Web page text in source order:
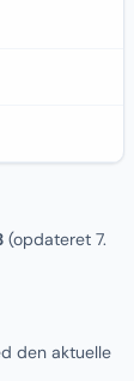
(opdateret 7.
den aktuelle